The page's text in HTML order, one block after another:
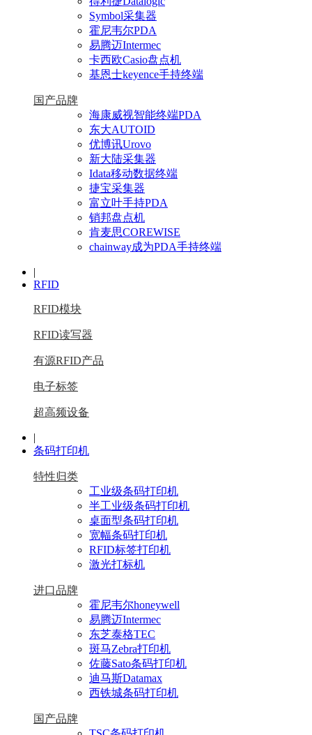
Symbol采集器
霍尼韦尔PDA
易腾迈Intermec
卡西欧Casio盘点机
基恩士keyence手持终端
国产品牌
海康威视智能终端PDA
东大AUTOID
优博讯Urovo
新大陆采集器
Idata移动数据终端
捷宝采集器
富立叶手持PDA
销邦盘点机
肯麦思COREWISE
chainway成为PDA手持终端
|
RFID
RFID模块
RFID读写器
有源RFID产品
电子标签
超高频设备
|
条码打印机
特性归类
工业级条码打印机
半工业级条码打印机
桌面型条码打印机
宽幅条码打印机
RFID标签打印机
激光打标机
进口品牌
霍尼韦尔honeywell
易腾迈Intermec
东芝泰格TEC
斑马Zebra打印机
佐藤Sato条码打印机
迪马斯Datamax
西铁城条码打印机
国产品牌